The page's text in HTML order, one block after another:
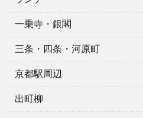
一乗寺・銀閣
三条・四条・河原町
京都駅周辺
出町柳